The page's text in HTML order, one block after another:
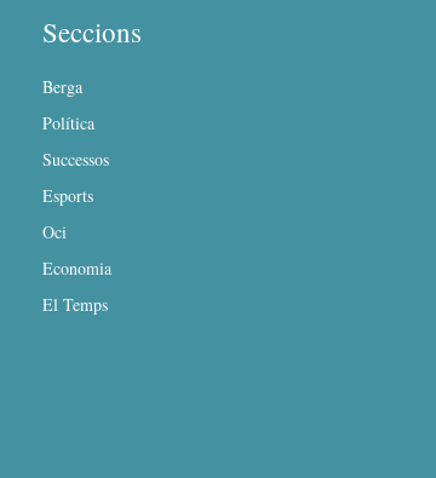
Seccions
Berga
Política
Successos
Esports
Oci
Economia
El Temps